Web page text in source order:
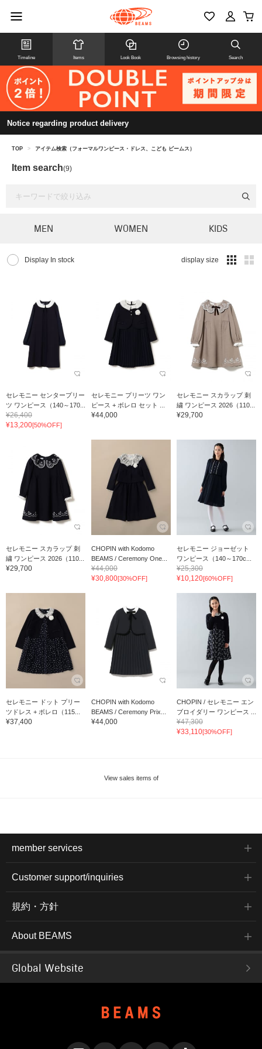
Timeline Items Look Book Browsing history Search
Notice regarding product delivery
TOP > アイテム検索（フォーマルワンピース・ドレス、こども ビームス）
Item search(9)
MEN WOMEN KIDS
Display In stock display size
セレモニー センタープリー
ツ ワンピース（140～170...
¥26,400
¥13,200[50%OFF]
セレモニー プリーツ ワン
ピース + ボレロ セット ...
¥44,000
セレモニー スカラップ 刺
繍 ワンピース 2026（110...
¥29,700
セレモニー スカラップ 刺
繍 ワンピース 2026（110...
¥29,700
CHOPIN with Kodomo
BEAMS / Ceremony One...
¥44,000
¥30,800[30%OFF]
セレモニー ジョーゼット
ワンピース（140～170c...
¥25,300
¥10,120[60%OFF]
セレモニー ドット プリー
ツドレス + ボレロ（115...
¥37,400
CHOPIN with Kodomo
BEAMS / Ceremony Prix...
¥44,000
CHOPIN / セレモニー エン
ブロイダリー ワンピース ...
¥47,300
¥33,110[30%OFF]
View sales items of
member services
Customer support/inquiries
規約・方針
About BEAMS
Global Website